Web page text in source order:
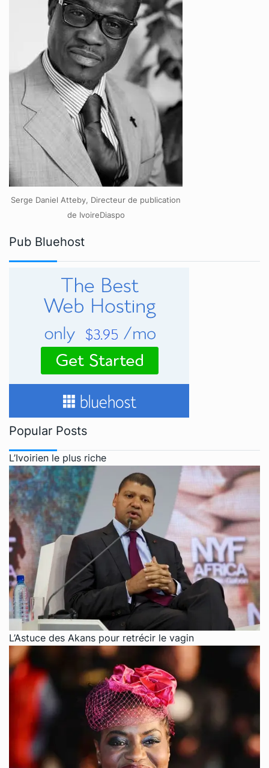
Serge Daniel Atteby, Directeur de publication
de IvoireDiaspo
Pub Bluehost
Popular Posts
L’Ivoirien le plus riche
L’Astuce des Akans pour retrécir le vagin